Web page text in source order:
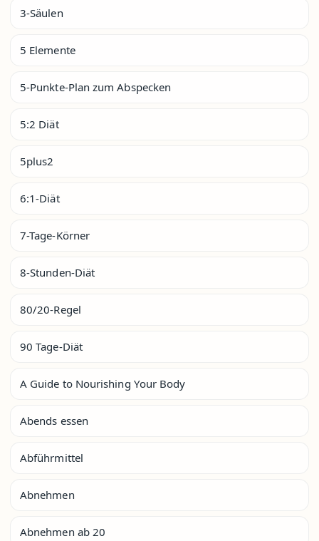
3-Säulen
5 Elemente
5-Punkte-Plan zum Abspecken
5:2 Diät
5plus2
6:1-Diät
7-Tage-Körner
8-Stunden-Diät
80/20-Regel
90 Tage-Diät
A Guide to Nourishing Your Body
Abends essen
Abführmittel
Abnehmen
Abnehmen ab 20